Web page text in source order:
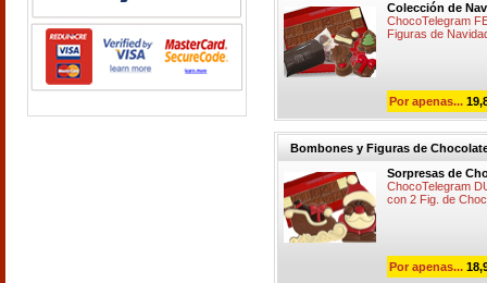
Colección de
ChocoTelegram
Figuras de
Por apenas...
Bombones y Figuras de
Sorpresas de
ChocoTelegram
con 2 Fig. de
Por apenas...